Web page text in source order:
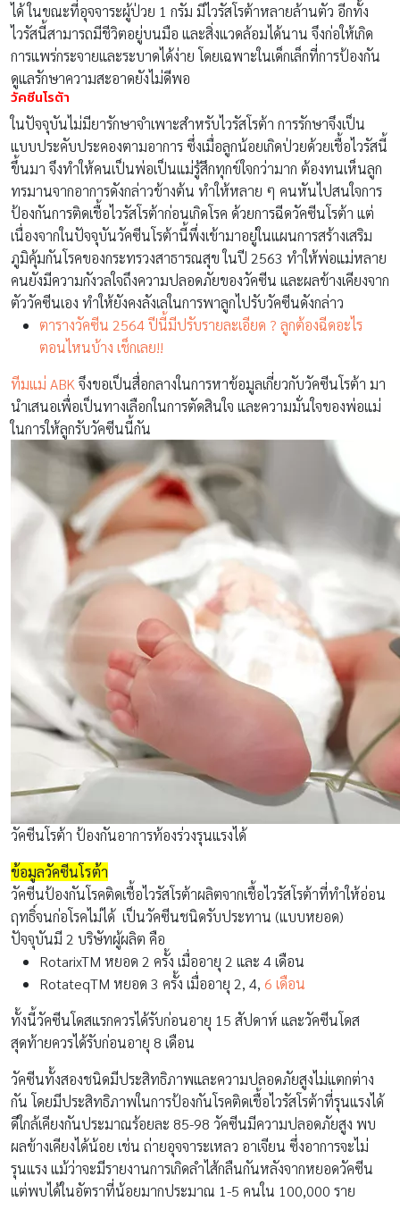
ได้ ในขณะที่อุจจาระผู้ป่วย 1 กรัม มีไวรัสโรต้าหลายล้านตัว อีกทั้ง
ไวรัสนี้สามารถมีชีวิตอยู่บนมือ และสิ่งแวดล้อมได้นาน จึงก่อให้เกิด
การแพร่กระจายและระบาดได้ง่าย โดยเฉพาะในเด็กเล็กที่การป้องกัน
ดูแลรักษาความสะอาดยังไม่ดีพอ
วัคซีนโรต้า
ในปัจจุบันไม่มียารักษาจำเพาะสำหรับไวรัสโรต้า การรักษาจึงเป็น
แบบประคับประคองตามอาการ ซึ่งเมื่อลูกน้อยเกิดป่วยด้วยเชื้อไวรัสนี้
ขึ้นมา จึงทำให้คนเป็นพ่อเป็นแม่รู้สึกทุกข์ใจกว่ามาก ต้องทนเห็นลูก
ทรมานจากอาการดังกล่าวข้างต้น ทำให้หลาย ๆ คนหันไปสนใจการ
ป้องกันการติดเชื้อไวรัสโรต้าก่อนเกิดโรค ด้วยการฉีดวัคซีนโรต้า แต่
เนื่องจากในปัจจุบันวัคซีนโรต้านี้พึ่งเข้ามาอยู่ในแผนการสร้างเสริม
ภูมิคุ้มกันโรคของกระทรวงสาธารณสุข ในปี 2563 ทำให้พ่อแม่หลาย
คนยังมีความกังวลใจถึงความปลอดภัยของวัคซีน และผลข้างเคียงจาก
ตัววัคซีนเอง ทำให้ยังคงลังเลในการพาลูกไปรับวัคซีนดังกล่าว
ตารางวัคซีน 2564 ปีนี้มีปรับรายละเอียด ? ลูกต้องฉีดอะไร
ตอนไหนบ้าง เช็กเลย!!
ทีมแม่ ABK จึงขอเป็นสื่อกลางในการหาข้อมูลเกี่ยวกับวัคซีนโรต้า มา
นำเสนอเพื่อเป็นทางเลือกในการตัดสินใจ และความมั่นใจของพ่อแม่
ในการให้ลูกรับวัคซีนนี้กัน
วัคซีนโรต้า ป้องกันอาการท้องร่วงรุนแรงได้
ข้อมูลวัคซีนโรต้า
วัคซีนป้องกันโรคติดเชื้อไวรัสโรต้าผลิตจากเชื้อไวรัสโรต้าที่ทำให้อ่อน
ฤทธิ์จนก่อโรคไม่ได้ เป็นวัคซีนชนิดรับประทาน (แบบหยอด)
ปัจจุบันมี 2 บริษัทผู้ผลิต คือ
RotarixTM หยอด 2 ครั้ง เมื่ออายุ 2 และ 4 เดือน
RotateqTM หยอด 3 ครั้ง เมื่ออายุ 2, 4, 6 เดือน
ทั้งนี้วัคซีนโดสแรกควรได้รับก่อนอายุ 15 สัปดาห์ และวัคซีนโดส
สุดท้ายควรได้รับก่อนอายุ 8 เดือน
วัคซีนทั้งสองชนิดมีประสิทธิภาพและความปลอดภัยสูงไม่แตกต่าง
กัน โดยมีประสิทธิภาพในการป้องกันโรคติดเชื้อไวรัสโรต้าที่รุนแรงได้
ดีใกล้เคียงกันประมาณร้อยละ 85-98 วัคซีนมีความปลอดภัยสูง พบ
ผลข้างเคียงได้น้อย เช่น ถ่ายอุจจาระเหลว อาเจียน ซึ่งอาการจะไม่
รุนแรง แม้ว่าจะมีรายงานการเกิดลำไส้กลืนกันหลังจากหยอดวัคซีน
แต่พบได้ในอัตราที่น้อยมากประมาณ 1-5 คนใน 100,000 ราย